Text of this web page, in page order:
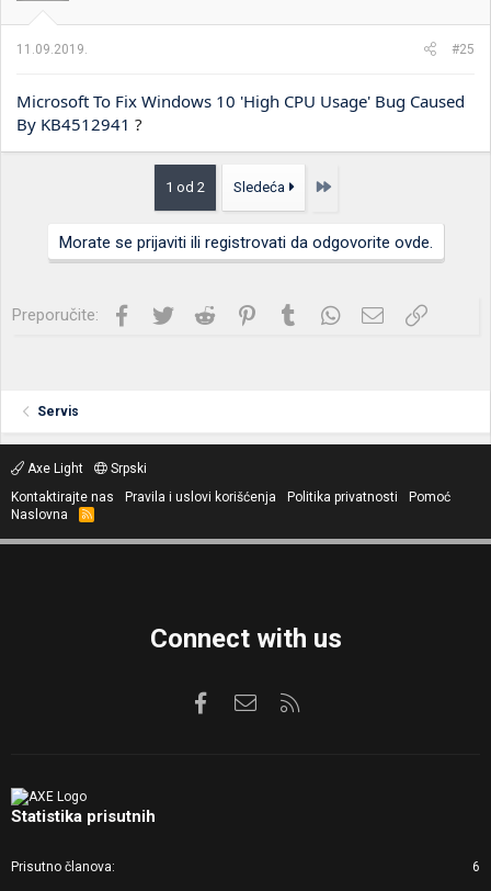
11.09.2019. #25
Microsoft To Fix Windows 10 'High CPU Usage' Bug Caused
By KB4512941 ?
1 od 2 Sledeća Poslednja
Morate se prijaviti ili registrovati da odgovorite ovde.
Preporučite: Facebook
Twitter Reddit PinterestTumblrWhatsApp
Imejl Link
Servis
Axe Light
Srpski
Kontaktirajte nas
Pravila i uslovi korišćenja Politika privatnosti
Pomoć
Naslovna
R
S
Connect with us
FacebookKontaktirajte nas
Statistika prisutnih
Prisutno članova 6